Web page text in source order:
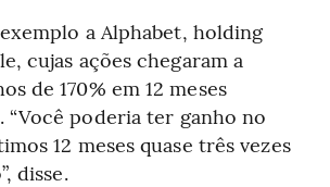
a Alphabet, holding
cujas ações chegaram a
de 170% em 12 meses
poderia ter ganho no
12 meses quase três vezes
disse.